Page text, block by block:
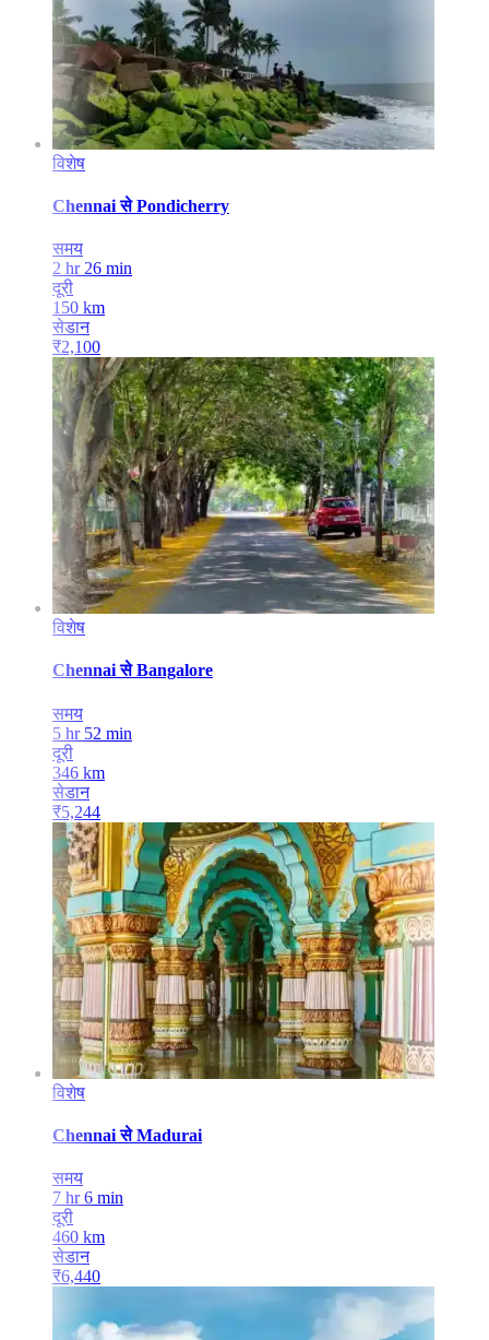
विशेष
Chennai से Pondicherry
समय
2 hr 26 min
दूरी
150 km
सेडान
₹2,100
विशेष
Chennai से Bangalore
समय
5 hr 52 min
दूरी
346 km
सेडान
₹5,244
विशेष
Chennai से Madurai
समय
7 hr 6 min
दूरी
460 km
सेडान
₹6,440